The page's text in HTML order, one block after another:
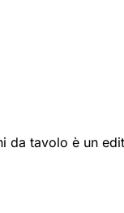
da tavolo è un